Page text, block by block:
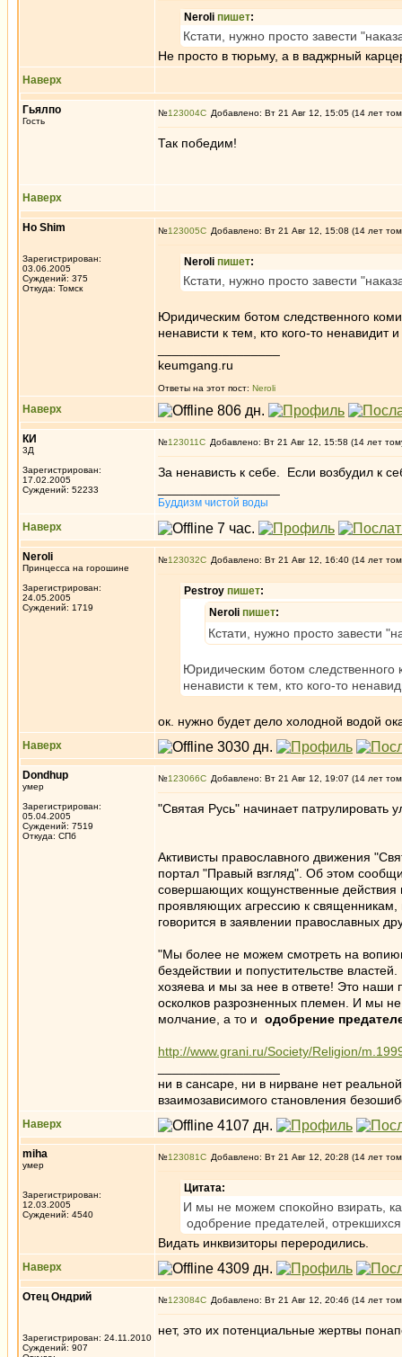
Neroli пишет:
Кстати, нужно просто завести
Не просто в тюрьму, а в ваджрный
Наверх
Гьялпо
Гость
№123004 Добавлено: Вт 21 Авг 12, 15:05 (14 лет
Так победим!
Наверх
Ho Shim
Зарегистрирован:
03.06.2005
Суждений: 375
Откуда: Томск
№123005 Добавлено: Вт 21 Авг 12, 15:08 (14 лет
Neroli пишет:
Кстати, нужно просто завести
Юридическим ботом следственного
ненависти к тем, кто кого-то
keumgang.ru
Ответы на этот пост: Neroli
Наверх
КИ
3Д
Зарегистрирован:
17.02.2005
Суждений: 52233
№123011 Добавлено: Вт 21 Авг 12, 15:58 (14 лет
За ненависть к себе. Если возбудил к
Буддизм чистой воды
Наверх
Neroli
Принцесса на горошине
Зарегистрирован:
24.05.2005
Суждений: 1719
№123032 Добавлено: Вт 21 Авг 12, 16:40 (14 лет
Pestroy пишет:
Neroli пишет:
Кстати, нужно просто завести
Юридическим ботом следственного
ненависти к тем, кто кого-то
ок. нужно будет дело холодной водой
Наверх
Dondhup
умер
Зарегистрирован:
05.04.2005
Суждений: 7519
Откуда: СПб
№123066 Добавлено: Вт 21 Авг 12, 19:07 (14 лет
"Святая Русь" начинает патрулировать
Активисты православного движения
портал "Правый взгляд". Об этом
совершающих кощунственные действия
проявляющих агрессию к
говорится в заявлении православных
"Мы более не можем смотреть на
бездействии и попустительстве
хозяева и мы за нее в ответе! Это наши
осколков разрозненных племен. И мы
молчание, а то и одобрение
http://www.grani.ru/Society/Religion/
ни в сансаре, ни в нирване нет
взаимозависимого становления
Наверх
miha
умер
Зарегистрирован:
12.03.2005
Суждений: 4540
№123081 Добавлено: Вт 21 Авг 12, 20:28 (14 лет
Цитата:
И мы не можем спокойно взирать,
одобрение предателей,
Видать инквизиторы переродились.
Наверх
Отец Ондрий
Зарегистрирован: 24.11.2010
Суждений: 907
№123084 Добавлено: Вт 21 Авг 12, 20:46 (14 лет
нет, это их потенциальные жертвы